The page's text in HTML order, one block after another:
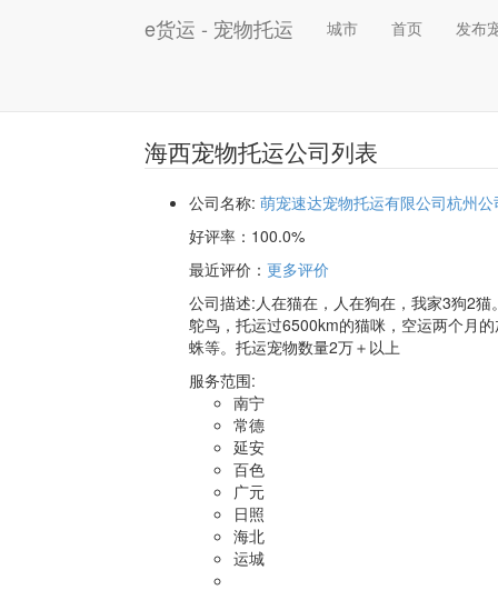
e货运 - 宠物托运 城市 首页 发布
海西宠物托运公司列表
公司名称: 萌宠速达宠物托运有限公司杭州公
好评率： 100.0%
最近评价 ： 更多评价
公司描述:人在猫在，人在狗在，我家3狗2
鸵鸟，托运过6500km的猫咪，空运两个月
蛛等。托运宠物数量2万＋以上
服务范围:
南宁
常德
延安
百色
广元
日照
海北
运城